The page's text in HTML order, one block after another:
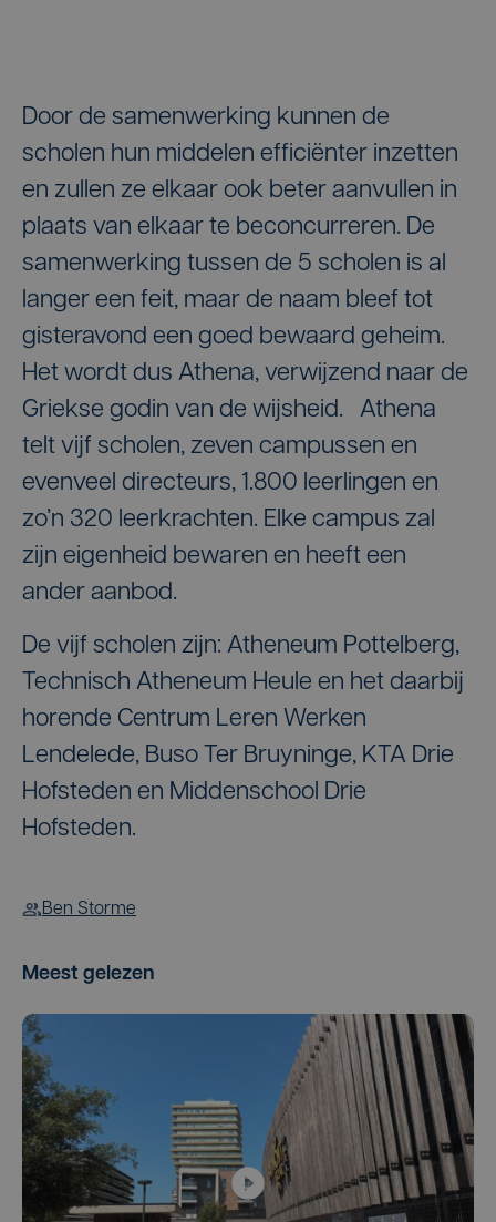
Door de samenwerking kunnen de
scholen hun middelen efficiënter inzetten
en zullen ze elkaar ook beter aanvullen in
plaats van elkaar te beconcurreren. De
samenwerking tussen de 5 scholen is al
langer een feit, maar de naam bleef tot
gisteravond een goed bewaard geheim.
Het wordt dus Athena, verwijzend naar de
Griekse godin van de wijsheid. Athena
telt vijf scholen, zeven campussen en
evenveel directeurs, 1.800 leerlingen en
zo’n 320 leerkrachten. Elke campus zal
zijn eigenheid bewaren en heeft een
ander aanbod.
De vijf scholen zijn: Atheneum Pottelberg,
Technisch Atheneum Heule en het daarbij
horende Centrum Leren Werken
Lendelede, Buso Ter Bruyninge, KTA Drie
Hofsteden en Middenschool Drie
Hofsteden.
Ben Storme
Meest gelezen